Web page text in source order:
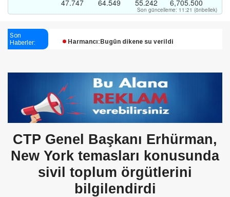
Son
Haberler:
Esendağlı:Adıyaman’daki süreç sona erdi, hukuk
Harmancı:Bugün dikene su verildi
Derneği:Vicdanlarınız tutsak, kalemleriniz esir
CTP Genel Başkanı Erhürman,
New York temasları konusunda
sivil toplum örgütlerini
bilgilendirdi